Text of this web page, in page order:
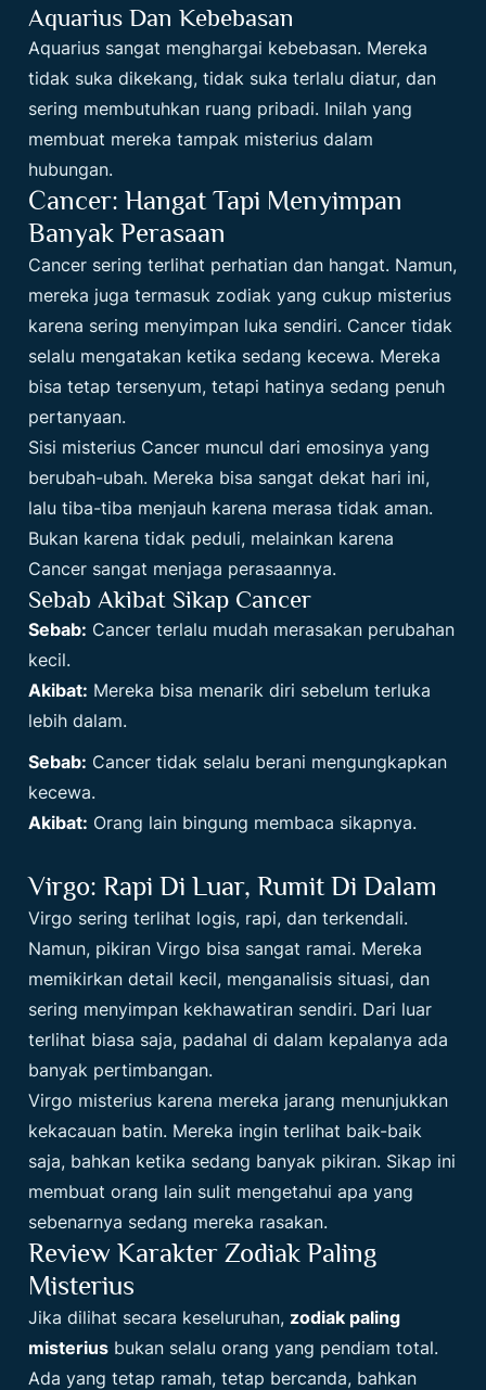
Aquarius Dan Kebebasan
Aquarius sangat menghargai kebebasan. Mereka
tidak suka dikekang, tidak suka terlalu diatur, dan
sering membutuhkan ruang pribadi. Inilah yang
membuat mereka tampak misterius dalam
hubungan.
Cancer: Hangat Tapi Menyimpan
Banyak Perasaan
Cancer sering terlihat perhatian dan hangat. Namun,
mereka juga termasuk zodiak yang cukup misterius
karena sering menyimpan luka sendiri. Cancer tidak
selalu mengatakan ketika sedang kecewa. Mereka
bisa tetap tersenyum, tetapi hatinya sedang penuh
pertanyaan.
Sisi misterius Cancer muncul dari emosinya yang
berubah-ubah. Mereka bisa sangat dekat hari ini,
lalu tiba-tiba menjauh karena merasa tidak aman.
Bukan karena tidak peduli, melainkan karena
Cancer sangat menjaga perasaannya.
Sebab Akibat Sikap Cancer
Sebab: Cancer terlalu mudah merasakan perubahan
kecil.
Akibat: Mereka bisa menarik diri sebelum terluka
lebih dalam.
Sebab: Cancer tidak selalu berani mengungkapkan
kecewa.
Akibat: Orang lain bingung membaca sikapnya.
Virgo: Rapi Di Luar, Rumit Di Dalam
Virgo sering terlihat logis, rapi, dan terkendali.
Namun, pikiran Virgo bisa sangat ramai. Mereka
memikirkan detail kecil, menganalisis situasi, dan
sering menyimpan kekhawatiran sendiri. Dari luar
terlihat biasa saja, padahal di dalam kepalanya ada
banyak pertimbangan.
Virgo misterius karena mereka jarang menunjukkan
kekacauan batin. Mereka ingin terlihat baik-baik
saja, bahkan ketika sedang banyak pikiran. Sikap ini
membuat orang lain sulit mengetahui apa yang
sebenarnya sedang mereka rasakan.
Review Karakter Zodiak Paling
Misterius
Jika dilihat secara keseluruhan, zodiak paling
misterius bukan selalu orang yang pendiam total.
Ada yang tetap ramah, tetap bercanda, bahkan